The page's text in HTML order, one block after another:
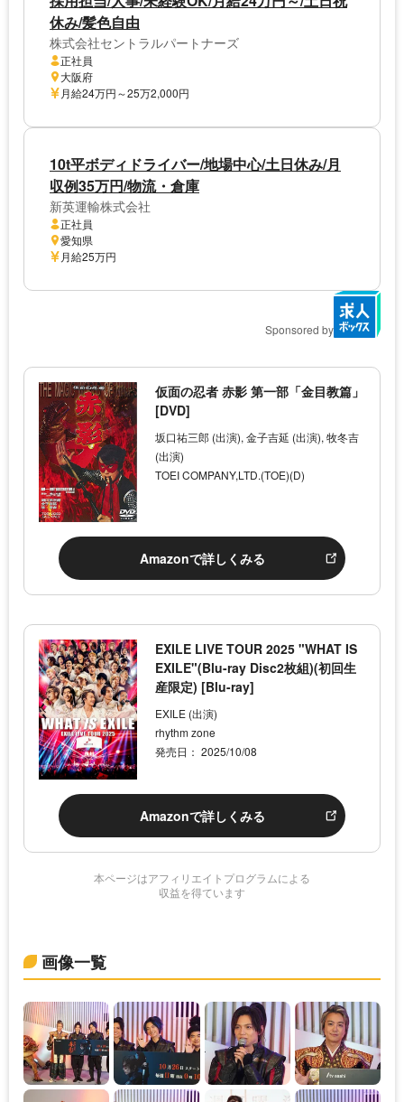
休み/髪色自由
株式会社セントラルパートナーズ
正社員
大阪府
月給24万円～25万2,000円
10t平ボディドライバー/地場中心/土日休み/月
収例35万円/物流・倉庫
新英運輸株式会社
正社員
愛知県
月給25万円
Sponsored by
仮面の忍者 赤影 第一部「金目教篇」
[DVD]
坂口祐三郎 (出演), 金子吉延 (出演), 牧冬吉
(出演)
TOEI COMPANY,LTD.(TOE)(D)
Amazonで詳しくみる
EXILE LIVE TOUR 2025 "WHAT IS
EXILE"(Blu-ray Disc2枚組)(初回生
産限定) [Blu-ray]
EXILE (出演)
rhythm zone
発売日： 2025/10/08
Amazonで詳しくみる
本ページはアフィリエイトプログラムによる
収益を得ています
画像一覧